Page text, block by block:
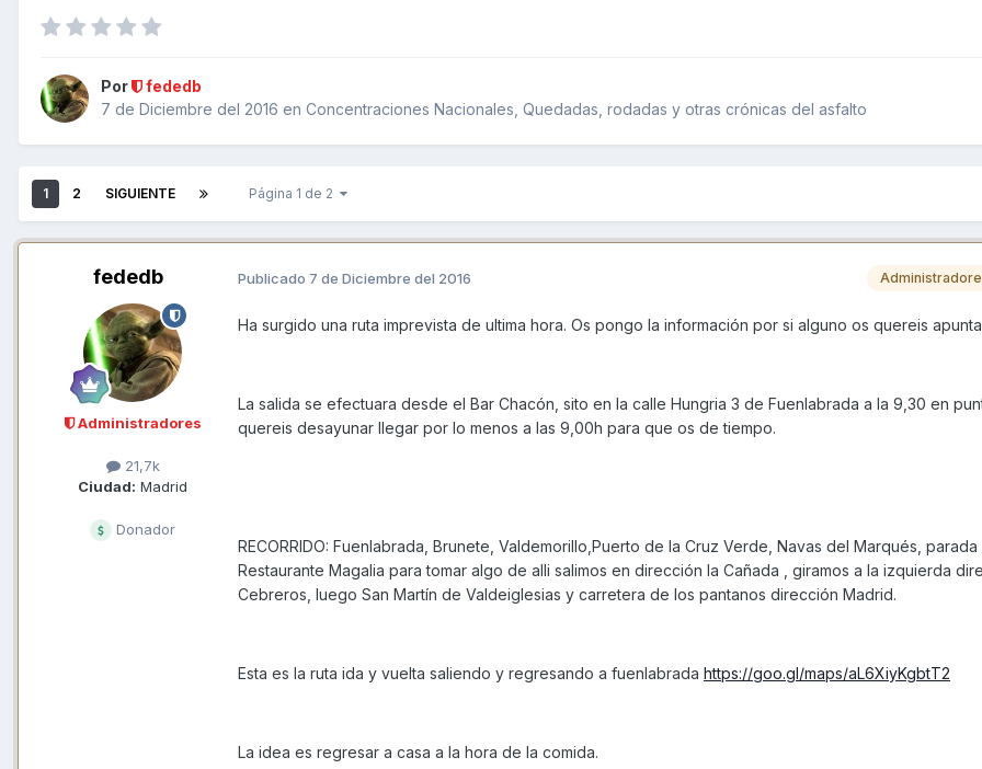
Por
fededb
7 de Diciembre del 2016 en Concentraciones Nacionales, Quedadas, rodadas y otras crónicas del asfalto
1 2 SIGUIENTE Página 1 de 2
fededb
Administradores
21,7k
Ciudad: Madrid
Donador
Publicado 7 de Diciembre del 2016
Ha surgido una ruta imprevista de ultima hora. Os pongo la información por si alguno os quereis
La salida se efectuara desde el Bar Chacón, sito en la calle Hungria 3 de Fuenlabrada a la 9,30 en
quereis desayunar llegar por lo menos a las 9,00h para que os de tiempo.
RECORRIDO: Fuenlabrada, Brunete, Valdemorillo,Puerto de la Cruz Verde, Navas del Marqués, parada
Restaurante Magalia para tomar algo de alli salimos en dirección la Cañada , giramos a la izquierda
Cebreros, luego San Martín de Valdeiglesias y carretera de los pantanos dirección Madrid.
Esta es la ruta ida y vuelta saliendo y regresando a fuenlabrada https://goo.gl/maps/aL6XiyKgbtT2
La idea es regresar a casa a la hora de la comida.